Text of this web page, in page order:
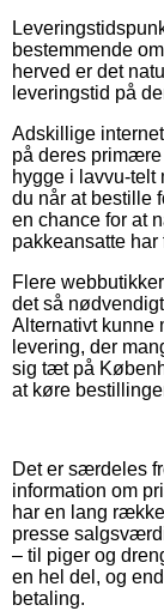
bestemmende
herved er det
leveringstid på
Adskillige
på deres
hygge i lavvu-telt
du når at bestille
en chance for at
pakkeansatte har
Flere
det så
Alternativt kunne
levering, der
sig tæt på
at køre
Det er særdeles
information om
har en lang
presse
– til piger og
en hel del, og
betaling.